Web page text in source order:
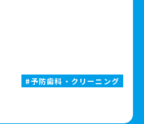
予防歯科・クリーニング